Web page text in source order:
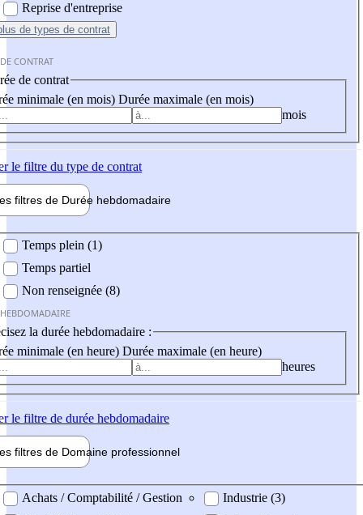
Reprise d'entreprise
de types de contrat
CONTRAT
de contrat
minimale (en mois) Durée maximale (en mois)
mois
le filtre du type de contrat
filtres de Durée hebdomadaire
Temps plein (1)
Temps partiel
Non renseignée (8)
la durée hebdomadaire :
minimale (en heure) Durée maximale (en heure)
heures
le filtre de durée hebdomadaire
filtres de Domaine professionnel
professionel
Achats / Comptabilité / Gestion
Industrie (3)